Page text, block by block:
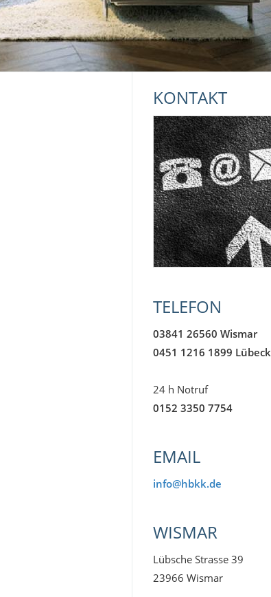
KONTAKT
TELEFON
03841 26560 Wismar
0451 1216 1899 Lübeck
24 h Notruf
0152 3350 7754
EMAIL
info@hbkk.de
WISMAR
Lübsche Strasse 39
23966 Wismar